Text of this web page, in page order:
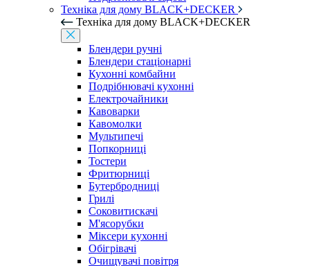
Техніка для дому BLACK+DECKER
Техніка для дому BLACK+DECKER
Блендери ручні
Блендери стаціонарні
Кухонні комбайни
Подрібнювачі кухонні
Електрочайники
Кавоварки
Кавомолки
Мультипечі
Попкорниці
Тостери
Фритюрниці
Бутербродниці
Грилі
Соковитискачі
М'ясорубки
Міксери кухонні
Обігрівачі
Очищувачі повітря